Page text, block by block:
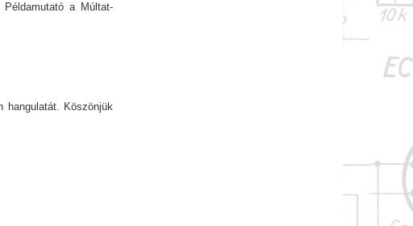
a Múltat-
Köszönjük